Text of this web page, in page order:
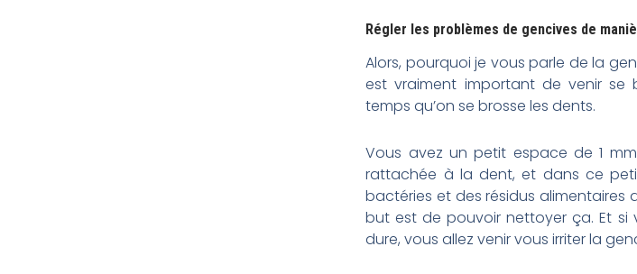
Régler les problèmes de gencives de
Alors, pourquoi je vous parle de la
est vraiment important de venir se
temps qu’on se brosse les dents.
Vous avez un petit espace de 1
rattachée à la dent, et dans ce
bactéries et des résidus alimentaires
but est de pouvoir nettoyer ça. Et
dure, vous allez venir vous irriter la